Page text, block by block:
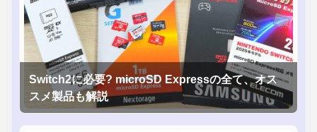
Switch2に必要? microSD Expressの全て、オス
スメ製品も解説